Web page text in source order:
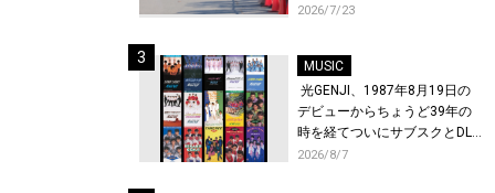
マラソン」エントリー受付開
2026/7/23
MUSIC
光GENJI、1987年8月19日の
デビューからちょうど39年の
時を経てついにサブスクとDL
配信が解禁！
2026/8/7